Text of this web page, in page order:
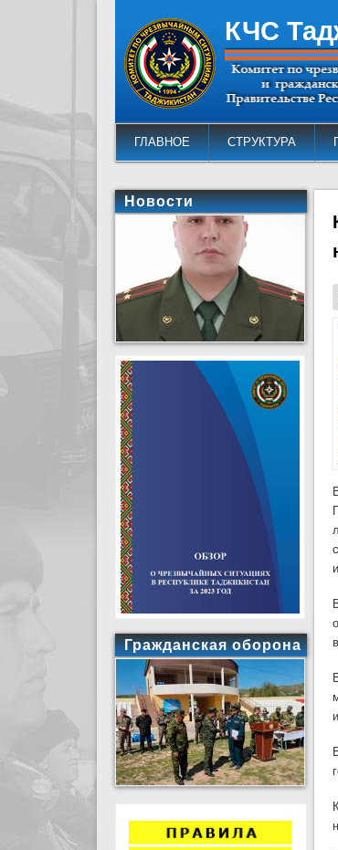
КЧС
ГЛАВНОЕ СТРУКТУРА
Новости
Гражданская оборона